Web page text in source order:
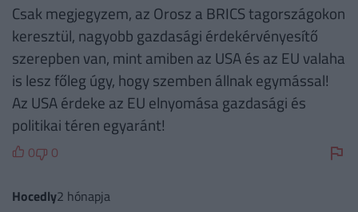
Csak megjegyzem, az Orosz a BRICS tagországokon
keresztül, nagyobb gazdasági érdekérvényesítő
szerepben van, mint amiben az USA és az EU valaha
is lesz főleg úgy, hogy szemben állnak egymással!
Az USA érdeke az EU elnyomása gazdasági és
politikai téren egyaránt!
0 0
Hocedly2 hónapja